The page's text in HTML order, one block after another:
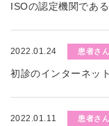
ISOの認定機関であ
2022.01.24 患者さ
初診のインターネッ
2022.01.11 患者さ